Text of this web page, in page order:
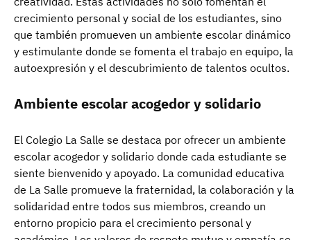
crecimiento personal y social de los estudiantes, sino
que también promueven un ambiente escolar dinámico
y estimulante donde se fomenta el trabajo en equipo, la
autoexpresión y el descubrimiento de talentos ocultos.
Ambiente escolar acogedor y solidario
El Colegio La Salle se destaca por ofrecer un ambiente
escolar acogedor y solidario donde cada estudiante se
siente bienvenido y apoyado. La comunidad educativa
de La Salle promueve la fraternidad, la colaboración y la
solidaridad entre todos sus miembros, creando un
entorno propicio para el crecimiento personal y